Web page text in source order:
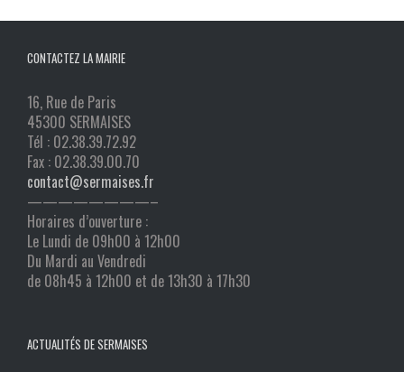
CONTACTEZ LA MAIRIE
16, Rue de Paris
45300 SERMAISES
Tél : 02.38.39.72.92
Fax : 02.38.39.00.70
contact@sermaises.fr
————————–
Horaires d’ouverture :
Le Lundi de 09h00 à 12h00
Du Mardi au Vendredi
de 08h45 à 12h00 et de 13h30 à 17h30
ACTUALITÉS DE SERMAISES